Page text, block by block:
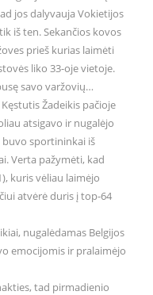
jos dalyvauja Vokietijos
iš ten. Sekančios kovos
prieš kurias laimėti
liko 33-oje vietoje.
savo varžovių…
Žadeikis pačioje
atsigavo ir nugalėjo
buvo sportininkai iš
Verta pažymėti, kad
kuris vėliau laimėjo
atvėrė duris į top-64
nugalėdamas Belgijos
emocijomis ir pralaimėjo
tad pirmadienio